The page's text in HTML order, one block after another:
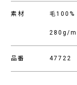
素材 毛100%
280g/m
品番 47722